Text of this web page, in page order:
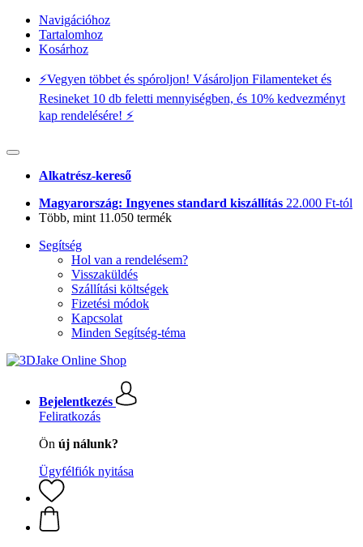
Navigációhoz
Tartalomhoz
Kosárhoz
⚡️Vegyen többet és spóroljon! Vásároljon Filamenteket és
Resineket 10 db feletti mennyiségben, és 10% kedvezményt
kap rendelésére! ⚡️
Alkatrész-kereső
Magyarország: Ingyenes standard kiszállítás 22.000 Ft-tól
Több, mint 11.050 termék
Segítség
Hol van a rendelésem?
Visszaküldés
Szállítási költségek
Fizetési módok
Kapcsolat
Minden Segítség-téma
Bejelentkezés
Feliratkozás
Ön új nálunk?
Ügyfélfiók nyitása